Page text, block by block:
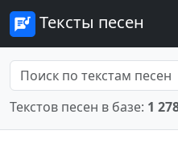
Тексты песен
Текстов песен в базе: 1